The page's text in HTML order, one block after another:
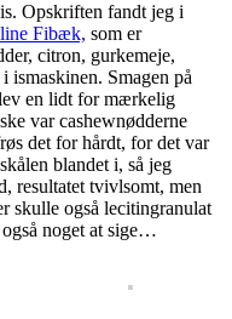
Opskriften fandt jeg i
Fibæk, som er
citron, gurkemeje,
ismaskinen. Smagen på
en lidt for mærkelig
var cashewnødderne
det for hårdt, for det var
blandet i, så jeg
resultatet tvivlsomt, men
skulle også lecitingranulat
noget at sige…